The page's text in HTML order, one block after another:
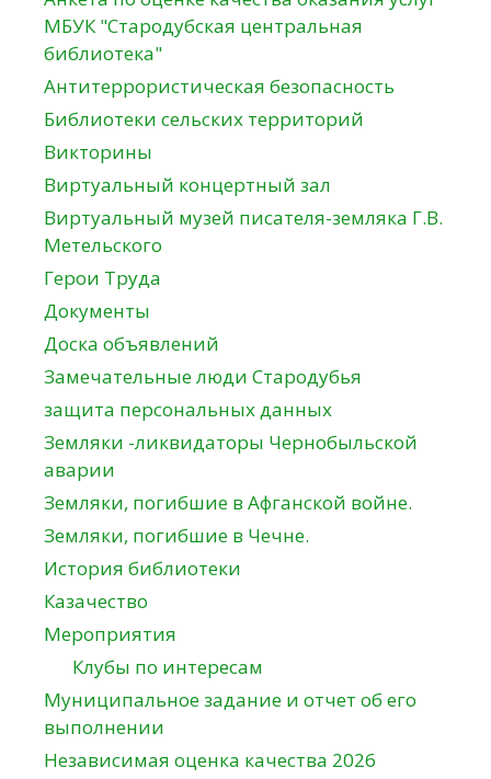
МБУК "Стародубская центральная
библиотека"
Антитеррористическая безопасность
Библиотеки сельских территорий
Викторины
Виртуальный концертный зал
Виртуальный музей писателя-земляка Г.В.
Метельского
Герои Труда
Документы
Доска объявлений
Замечательные люди Стародубья
защита персональных данных
Земляки -ликвидаторы Чернобыльской
аварии
Земляки, погибшие в Афганской войне.
Земляки, погибшие в Чечне.
История библиотеки
Казачество
Мероприятия
Клубы по интересам
Муниципальное задание и отчет об его
выполнении
Независимая оценка качества 2026